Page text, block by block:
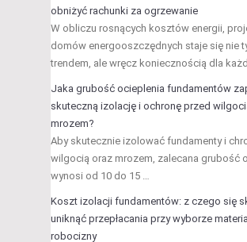
obniżyć rachunki za ogrzewanie
W obliczu rosnących kosztów energii,
domów energooszczędnych staje się nie
trendem, ale wręcz koniecznością dla
Jaka grubość ocieplenia fundamentów
skuteczną izolację i ochronę przed
mrozem?
Aby skutecznie izolować fundamenty i
wilgocią oraz mrozem, zalecana grubość
wynosi od 10 do 15 …
Koszt izolacji fundamentów: z czego się
uniknąć przepłacania przy wyborze
robocizny